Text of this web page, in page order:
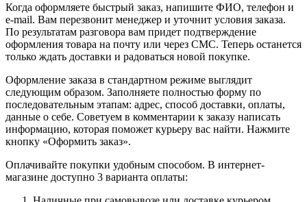
Когда оформляете быстрый заказ, напишите ФИО, телефон и
e-mail. Вам перезвонит менеджер и уточнит условия заказа.
По результатам разговора вам придет подтверждение
оформления товара на почту или через СМС. Теперь останется
только ждать доставки и радоваться новой покупке.
Оформление заказа в стандартном режиме выглядит
следующим образом. Заполняете полностью форму по
последовательным этапам: адрес, способ доставки, оплаты,
данные о себе. Советуем в комментарии к заказу написать
информацию, которая поможет курьеру вас найти. Нажмите
кнопку «Оформить заказ».
Оплачивайте покупки удобным способом. В интернет-
магазине доступно 3 варианта оплаты: